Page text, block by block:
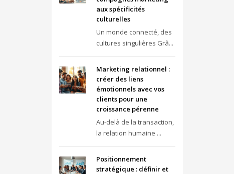
aux spécificités
culturelles
Un monde connecté, des
cultures singulières Grâ...
Marketing relationnel :
créer des liens
émotionnels avec vos
clients pour une
croissance pérenne
Au-delà de la transaction,
la relation humaine ...
Positionnement
stratégique : définir et